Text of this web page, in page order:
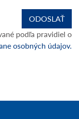
podľa pravidiel o
osobných údajov.